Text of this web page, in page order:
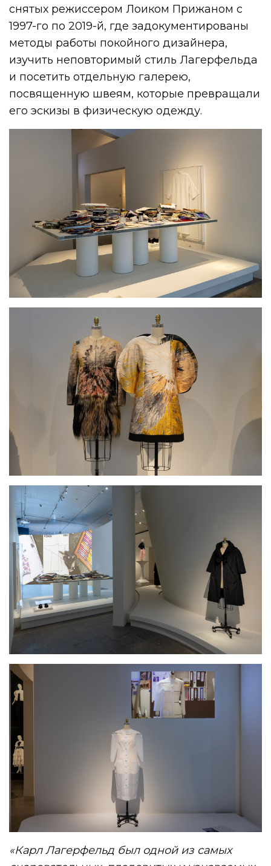
снятых режиссером Лоиком Прижаном с
1997-го по 2019-й, где задокументированы
методы работы покойного дизайнера,
изучить неповторимый стиль Лагерфельда
и посетить отдельную галерею,
посвященную швеям, которые превращали
его эскизы в физическую одежду.
«Карл Лагерфельд был одной из самых